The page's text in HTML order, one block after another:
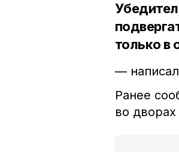
только в
—
Ранее
во